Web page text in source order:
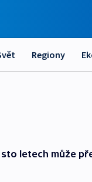
Regiony
letech může